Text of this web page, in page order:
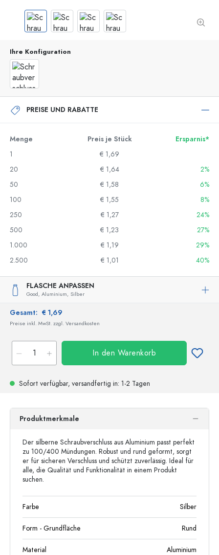
Ihre Konfiguration
PREISE UND RABATTE
Menge Preis je Stück
Ersparnis*
1
€ 1,69
20
€ 1,64
2%
50
€ 1,58
6%
100
€ 1,55
8%
250
€ 1,27
24%
500
€ 1,23
27%
1.000
€ 1,19
29%
2.500
€ 1,01 40%
FLASCHE ANPASSEN
Good, Aluminium, Silber
Gesamt: € 1,69
Preise inkl. MwSt. zzgl. Versandkosten
In den Warenkorb
Sofort verfügbar, versandfertig in: 1-2 Tagen
Produktmerkmale
Der silberne Schraubverschluss aus Aluminium passt perfekt
zu 100/400 Mündungen. Robust und rund geformt, sorgt
er für sicheren Verschluss und schützt zuverlässig. Ideal für
alle, die Qualität und Funktionalität in einem Produkt
suchen.
Farbe Silber
Form - Grundfläche Rund
Material Aluminium